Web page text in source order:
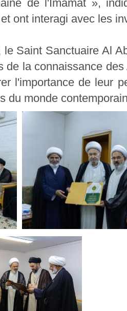
de l'Imamat »,
ont interagi avec les
Saint Sanctuaire Al
de la connaissance
l'importance de leur
du monde